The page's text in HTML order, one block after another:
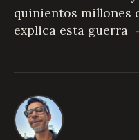
quinientos millones
explica esta guerra